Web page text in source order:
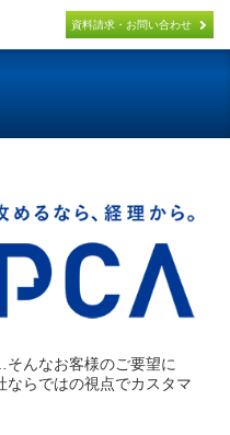
資料請求・お問い合わせ
んなお客様のご要望に
ならではの視点でカスタマ
×